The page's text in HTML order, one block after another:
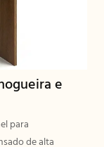
e
para
de alta